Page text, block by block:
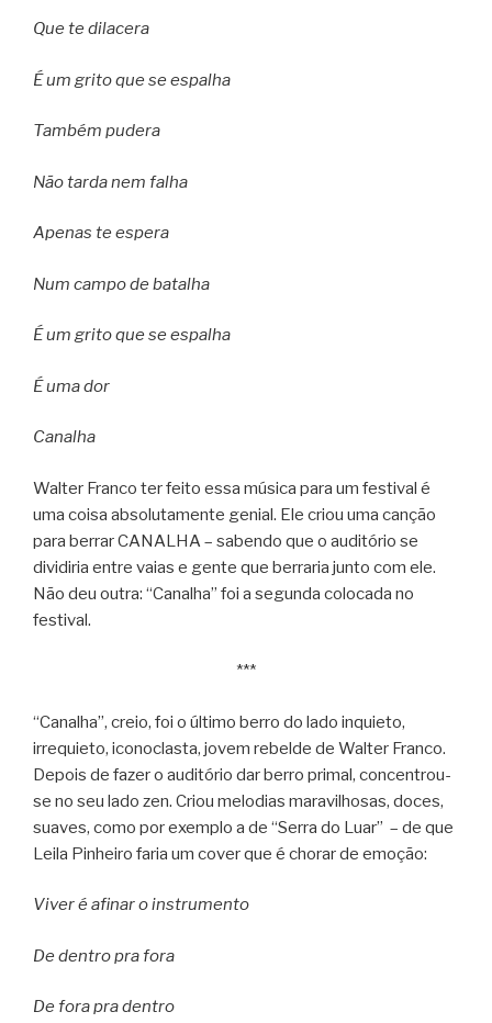
Que te dilacera
É um grito que se espalha
Também pudera
Não tarda nem falha
Apenas te espera
Num campo de batalha
É um grito que se espalha
É uma dor
Canalha
Walter Franco ter feito essa música para um festival é
uma coisa absolutamente genial. Ele criou uma canção
para berrar CANALHA – sabendo que o auditório se
dividiria entre vaias e gente que berraria junto com ele.
Não deu outra: “Canalha” foi a segunda colocada no
festival.
***
“Canalha”, creio, foi o último berro do lado inquieto,
irrequieto, iconoclasta, jovem rebelde de Walter Franco.
Depois de fazer o auditório dar berro primal, concentrou-
se no seu lado zen. Criou melodias maravilhosas, doces,
suaves, como por exemplo a de “Serra do Luar” – de que
Leila Pinheiro faria um cover que é chorar de emoção:
Viver é afinar o instrumento
De dentro pra fora
De fora pra dentro